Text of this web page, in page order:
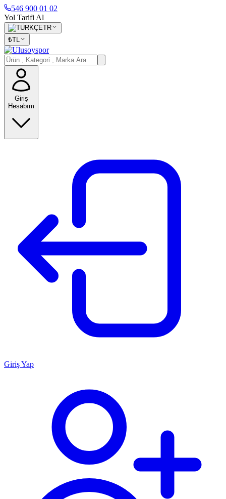
546 900 01 02
Yol Tarifi Al
TR
₺TL
Giriş
Hesabım
Giriş Yap